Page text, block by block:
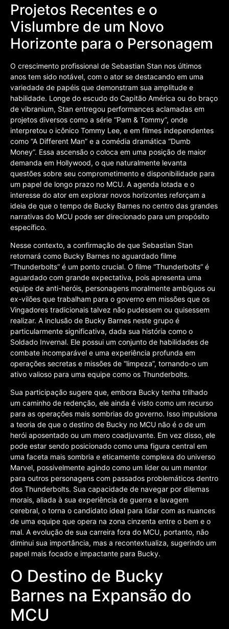
Projetos Recentes e o
Vislumbre de um Novo
Horizonte para o Personagem
O crescimento profissional de Sebastian Stan nos últimos
anos tem sido notável, com o ator se destacando em uma
variedade de papéis que demonstram sua amplitude e
habilidade. Longe do escudo do Capitão América ou do braço
de vibranium, Stan entregou performances aclamadas em
projetos diversos como a série “Pam & Tommy”, onde
interpretou o icônico Tommy Lee, e em filmes independentes
como “A Different Man” e a comédia dramática “Dumb
Money”. Essa ascensão o coloca em uma posição de maior
demanda em Hollywood, o que naturalmente levanta
questões sobre seu comprometimento e disponibilidade para
um papel de longo prazo no MCU. A agenda lotada e o
interesse do ator em explorar novos horizontes reforçam a
ideia de que o tempo de Bucky Barnes no centro das grandes
narrativas do MCU pode ser direcionado para um propósito
específico.
Nesse contexto, a confirmação de que Sebastian Stan
retornará como Bucky Barnes no aguardado filme
“Thunderbolts” é um ponto crucial. O filme “Thunderbolts” é
aguardado com grande expectativa, pois apresenta uma
equipe de anti-heróis, personagens moralmente ambíguos ou
ex-vilões que trabalham para o governo em missões que os
Vingadores tradicionais talvez não pudessem ou quisessem
realizar. A inclusão de Bucky Barnes neste grupo é
particularmente significativa, dada sua história como o
Soldado Invernal. Ele possui um conjunto de habilidades de
combate incomparável e uma experiência profunda em
operações secretas e missões de “limpeza”, tornando-o um
ativo valioso para uma equipe como os Thunderbolts.
Sua participação sugere que, embora Bucky tenha trilhado
um caminho de redenção, ele ainda é visto como um recurso
para as operações mais sombrias do governo. Isso impulsiona
a teoria de que o destino de Bucky no MCU não é o de um
herói aposentado ou um mero coadjuvante. Em vez disso, ele
pode estar sendo posicionado como uma figura central em
uma faceta mais sombria e eticamente complexa do universo
Marvel, possivelmente agindo como um líder ou um mentor
para outros personagens com passados problemáticos dentro
dos Thunderbolts. Sua capacidade de navegar por dilemas
morais, aliada à sua experiência de guerra e lavagem
cerebral, o torna o candidato ideal para lidar com as nuances
de uma equipe que opera na zona cinzenta entre o bem e o
mal. A evolução de sua carreira fora do MCU, portanto, não
diminui sua importância, mas a recontextualiza, sugerindo um
papel mais focado e impactante para Bucky.
O Destino de Bucky
Barnes na Expansão do
MCU